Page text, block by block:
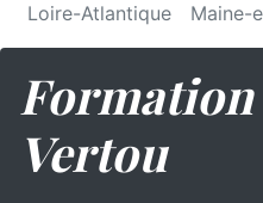
Loire-Atlantique Maine-
Formation
Vertou